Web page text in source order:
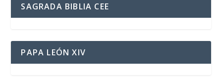
SAGRADA BIBLIA CEE
PAPA LEÓN XIV